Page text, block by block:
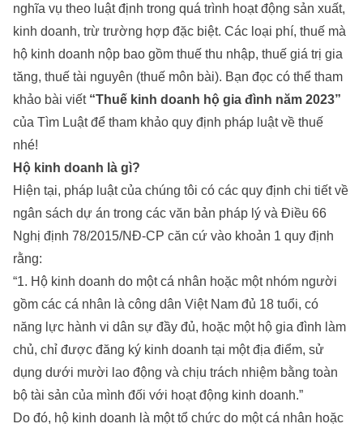
nghĩa vụ theo luật định trong quá trình hoạt động sản xuất,
kinh doanh, trừ trường hợp đặc biệt. Các loại phí, thuế mà
hộ kinh doanh nộp bao gồm thuế thu nhập, thuế giá trị gia
tăng, thuế tài nguyên (thuế môn bài). Bạn đọc có thể tham
khảo bài viết “Thuế kinh doanh hộ gia đình năm 2023”
của Tìm Luậtđể tham khảo quy định pháp luật về thuế
nhé!
Hộ kinh doanh là gì?
Hiện tại, pháp luật của chúng tôi có các quy định chi tiết về
ngân sách dự án trong các văn bản pháp lý và Điều 66
Nghị định 78/2015/NĐ-CP căn cứ vào khoản 1 quy định
rằng:
“1. Hộ kinh doanh do một cá nhân hoặc một nhóm người
gồm các cá nhân là công dân Việt Nam đủ 18 tuổi, có
năng lực hành vi dân sự đầy đủ, hoặc một hộ gia đình làm
chủ, chỉ được đăng ký kinh doanh tại một địa điểm, sử
dụng dưới mười lao động và chịu trách nhiệm bằng toàn
bộ tài sản của mình đối với hoạt động kinh doanh.”
Do đó, hộ kinh doanh là một tổ chức do một cá nhân hoặc